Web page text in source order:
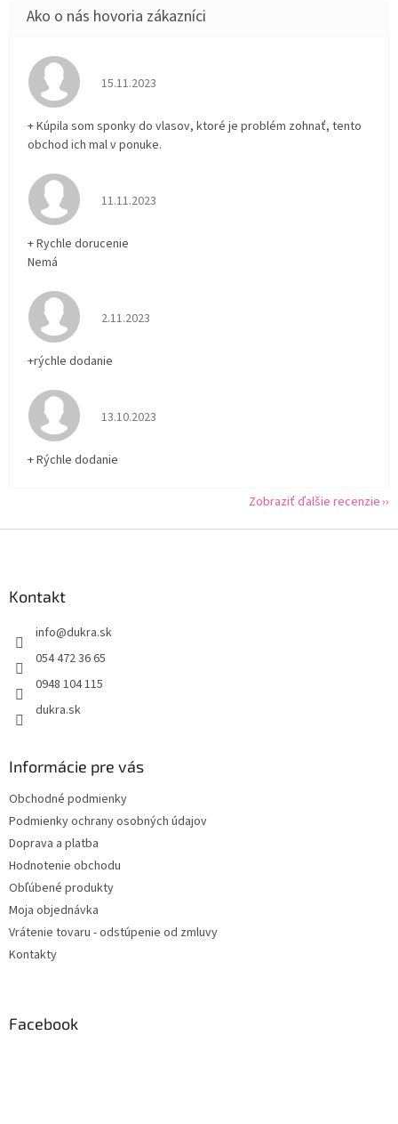
Hodnotenie obchodu je 5 z 5 hviezdičiek.
15.11.2023
+ Kúpila som sponky do vlasov, ktoré je problém zohnať, tento
obchod ich mal v ponuke.
Hodnotenie obchodu je 5 z 5 hviezdičiek.
11.11.2023
+ Rychle dorucenie
Nemá
Hodnotenie obchodu je 5 z 5 hviezdičiek.
2.11.2023
+rýchle dodanie
Hodnotenie obchodu je 5 z 5 hviezdičiek.
13.10.2023
+ Rýchle dodanie
Zobraziť ďalšie recenzie
Kontakt
info@dukra.sk
054 472 36 65
0948 104 115
dukra.sk
Informácie pre vás
Obchodné podmienky
Podmienky ochrany osobných údajov
Doprava a platba
Hodnotenie obchodu
Obľúbené produkty
Moja objednávka
Vrátenie tovaru - odstúpenie od zmluvy
Kontakty
Facebook